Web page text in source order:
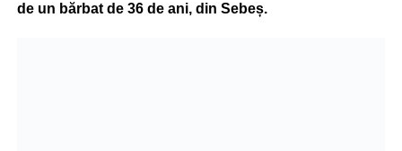
de un bărbat de 36 de ani, din Sebeș.